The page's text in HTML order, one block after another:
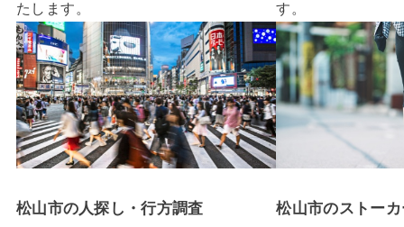
たします。
す。
松山市の人探し・行方調査 松山市のストー